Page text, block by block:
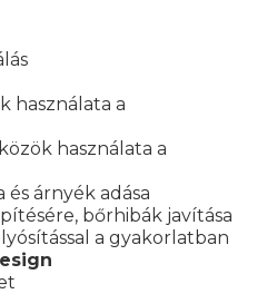
használata a
használata a
árnyék adása
bőrhibák javítása
a gyakorlatban